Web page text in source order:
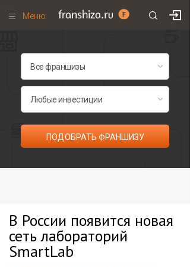
Меню
Франшизы по категориям
Рейтинг франшиз
Все франшизы списком
ПОДОБРАТЬ ФРАНШИЗУ
В России появится новая
сеть лабораторий
SmartLab